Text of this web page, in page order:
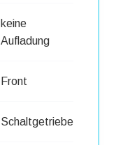
keine
Aufladung
Front
Schaltgetriebe